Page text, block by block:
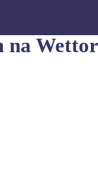
na Wettor